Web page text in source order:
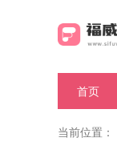
首页
当前位置：